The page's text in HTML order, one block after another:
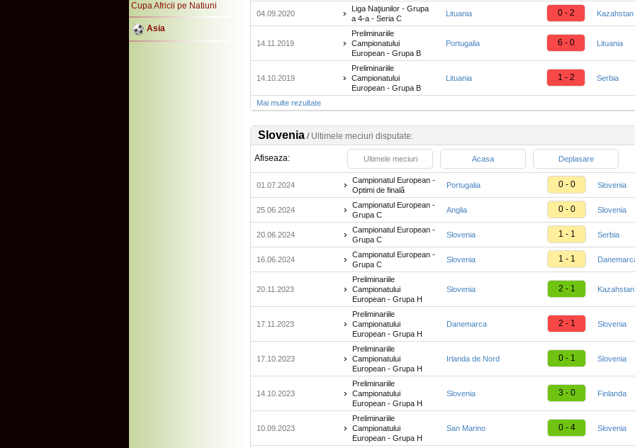
Cupa Africii pe Natiuni
Asia
04.09.2020
Liga Naţiunilor - Grupa
a 4-a - Seria C
Lituania 0 - 2 Kazahstan
14.11.2019
Preliminariile
Campionatului
European - Grupa B
Portugalia 6 - 0 Lituania
14.10.2019
Preliminariile
Campionatului
European - Grupa B
Lituania 1 - 2 Serbia
Mai multe rezultate
Slovenia / Ultimele meciuri disputate:
Afiseaza: Ultimele meciuri Acasa Deplasare
01.07.2024
Campionatul European -
Optimi de finală
Portugalia 0 - 0 Slovenia
25.06.2024
Campionatul European -
Grupa C
Anglia 0 - 0 Slovenia
20.06.2024
Campionatul European -
Grupa C
Slovenia 1 - 1 Serbia
16.06.2024
Campionatul European -
Grupa C
Slovenia 1 - 1
20.11.2023
Preliminariile
Campionatului
European - Grupa H
Slovenia 2 - 1 Kazahstan
17.11.2023
Preliminariile
Campionatului
European - Grupa H
Danemarca 2 - 1 Slovenia
17.10.2023
Preliminariile
Campionatului
European - Grupa H
Irlanda de Nord 0 - 1 Slovenia
14.10.2023
Preliminariile
Campionatului
European - Grupa H
Slovenia 3 - 0 Finlanda
10.09.2023
Preliminariile
Campionatului
European - Grupa H
San Marino 0 - 4 Slovenia